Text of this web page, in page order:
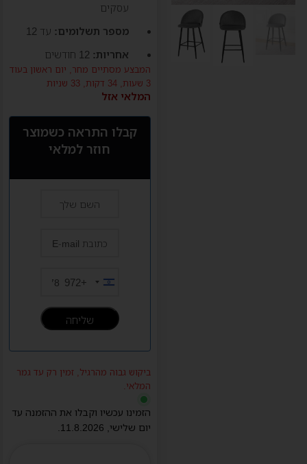
עסקים
מספר תשלומים: עד 12
אחריות: 12 חודשים
המבצע מסתיים מחר, יום ראשון בעוד
3 שעות, 34 דקות, 32 שניות
המלאי אזל
קבלו התראה כשמוצר
חוזר למלאי
Israel
+972
ביקוש גבוה מהרגיל, זמין רק עד גמר
המלאי.
הזמינו עכשיו וקבלו את ההזמנה עד
יום שלישי,
11.8.2026
.